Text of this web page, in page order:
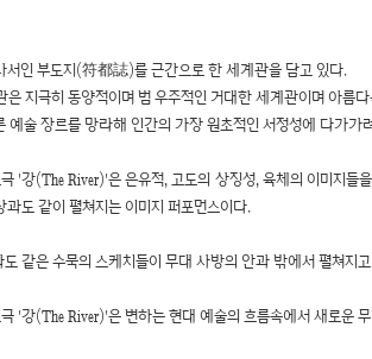
서인 부도지(符都誌)를 근간으로 한 세계관을 담고 있다.
은 지극히 동양적이며 범 우주적인 거대한 세계관이며 아름
예술 장르를 망라해 인간의 가장 원초적인 서정성에 다가가
'강(The River)'은 은유적, 고도의 상징성, 육체의 이미지
과도 같이 펼쳐지는 이미지 퍼포먼스이다.
같은 수묵의 스케치들이 무대 사방의 안과 밖에서 펼쳐지
극 '강(The River)'은 변하는 현대 예술의 흐름속에서 새로